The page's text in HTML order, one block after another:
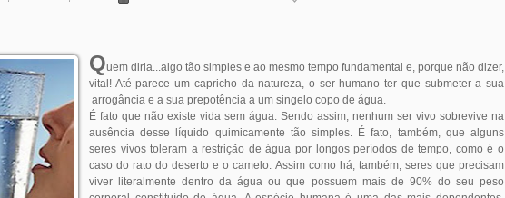
Quem diria...algo tão simples e ao mesmo tempo fundamental e, porque não dizer,
vital! Até parece um capricho da natureza, o ser humano ter que submeter a sua
arrogância e a sua prepotência a um singelo copo de água.
É fato que não existe vida sem água. Sendo assim, nenhum ser vivo sobrevive na
ausência desse líquido quimicamente tão simples. É fato, também, que alguns
seres vivos toleram a restrição de água por longos períodos de tempo, como é o
caso do rato do deserto e o camelo. Assim como há, também, seres que precisam
viver literalmente dentro da água ou que possuem mais de 90% do seu peso